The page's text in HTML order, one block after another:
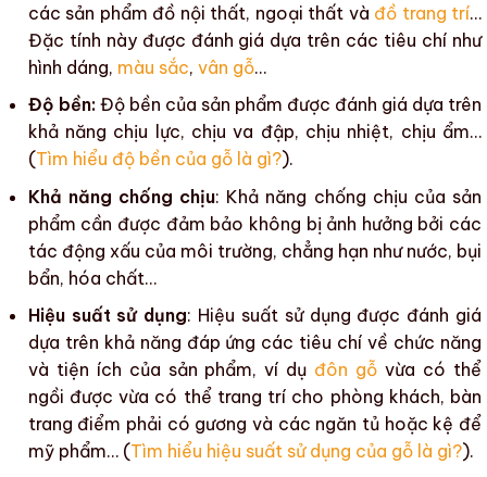
các sản phẩm đồ nội thất, ngoại thất và đồ trang trí…
Đặc tính này được đánh giá dựa trên các tiêu chí như
hình dáng, màu sắc, vân gỗ…
Độ bền: Độ bền của sản phẩm được đánh giá dựa trên
khả năng chịu lực, chịu va đập, chịu nhiệt, chịu ẩm…
(Tìm hiểu độ bền của gỗ là gì?).
Khả năng chống chịu: Khả năng chống chịu của sản
phẩm cần được đảm bảo không bị ảnh hưởng bởi các
tác động xấu của môi trường, chẳng hạn như nước, bụi
bẩn, hóa chất…
Hiệu suất sử dụng: Hiệu suất sử dụng được đánh giá
dựa trên khả năng đáp ứng các tiêu chí về chức năng
và tiện ích của sản phẩm, ví dụ đôn gỗ vừa có thể
ngồi được vừa có thể trang trí cho phòng khách, bàn
trang điểm phải có gương và các ngăn tủ hoặc kệ để
mỹ phẩm… (Tìm hiểu hiệu suất sử dụng của gỗ là gì?).